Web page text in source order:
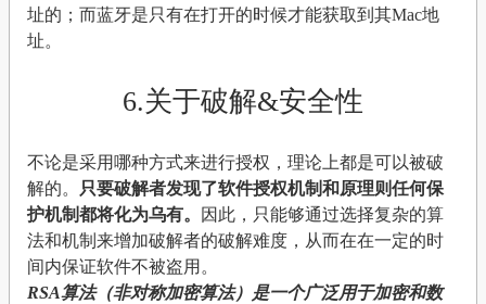
址的；而蓝牙是只有在打开的时候才能获取到其Mac地
址。
6.关于破解&安全性
不论是采用哪种方式来进行授权，理论上都是可以被破
解的。 只要破解者发现了软件授权机制和原理则任何保
护机制都将化为乌有。
因此，只能够通过选择复杂的算
法和机制来增加破解者的破解难度，从而在在一定的时
间内保证软件不被盗用。
RSA算法（非对称加密算法）是一个广泛用于加密和数